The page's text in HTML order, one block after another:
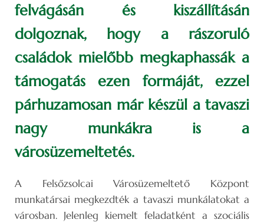
felvágásán és kiszállításán
dolgoznak, hogy a rászoruló
családok mielőbb megkaphassák a
támogatás ezen formáját, ezzel
párhuzamosan már készül a tavaszi
nagy munkákra is a
városüzemeltetés.
A Felsőzsolcai Városüzemeltető Központ
munkatársai megkezdték a tavaszi munkálatokat a
városban. Jelenleg kiemelt feladatként a szociális